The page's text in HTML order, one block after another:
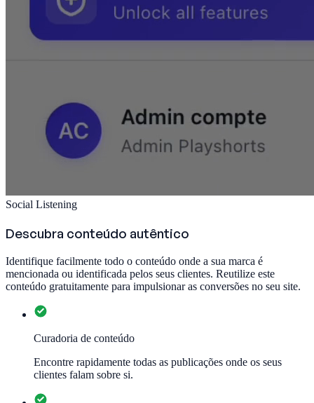
Social Listening
Descubra conteúdo autêntico
Identifique facilmente todo o conteúdo onde a sua marca é
mencionada ou identificada pelos seus clientes. Reutilize este
conteúdo gratuitamente para impulsionar as conversões no seu site.
Curadoria de conteúdo
Encontre rapidamente todas as publicações onde os seus
clientes falam sobre si.